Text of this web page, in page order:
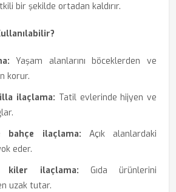
bir şekilde ortadan kaldırır.
Yaşam alanlarını böceklerden ve
korur.
ilaçlama: Tatil evlerinde hijyen ve
bahçe ilaçlama: Açık alanlardaki
eder.
kiler ilaçlama: Gıda ürünlerini
uzak tutar.